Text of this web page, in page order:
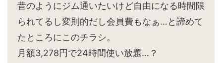
昔のようにジム通いたいけど自由になる時間限
られてるし変則的だし会員費もなぁ…と諦めて
たところにこのチラシ。
月額3,278円で24時間使い放題…？